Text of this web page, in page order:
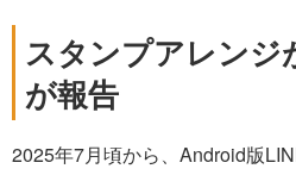
スタンプアレンジ
が報告
2025年7月頃から、Android版